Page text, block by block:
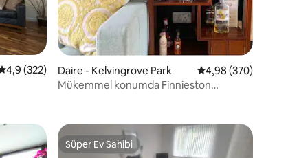
üzerinden ortalama 4,9 puan, 322 değerlendirme
4,9 (322)
Daire - Kelvingrove Park 5 üzerinden ortalama
4,98 (370)
Mükemmel konumda Finnieston
Süper Ev Sahibi
Süper Ev Sahibi